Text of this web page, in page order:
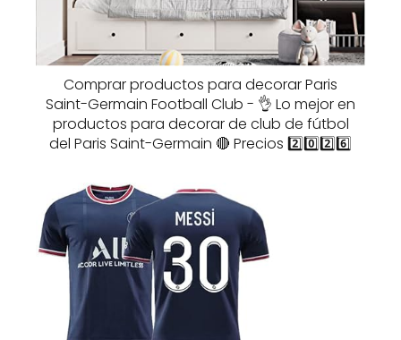
Comprar productos para decorar Paris
Saint-Germain Football Club - 👌 Lo mejor en
productos para decorar de club de fútbol
del Paris Saint-Germain 🔴 Precios 2️⃣0️⃣2️⃣6️⃣